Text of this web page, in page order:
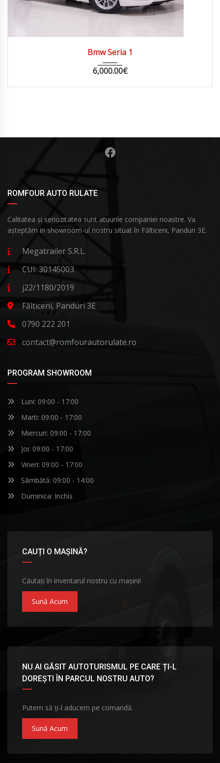
Bmw Seria 1
6,000.00€
ROMFOUR AUTO RULATE
Calitatea și seriozitatea sunt atuurile companiei noastre. Va
așteptăm in showroom-ul nostru situat în Fălticeni, Panduri 3E.
Megatrailer S.R.L.
CUI: 30145003
j22/1180/2019
Fălticeni, Panduri 3E
0790 222 201
contact@romfourautorulate.ro
PROGRAM SHOWROOM
Luni: 09:00 - 17:00
Marti: 09:00 - 17:00
Miercuri: 09:00 - 17:00
Joi: 09:00 - 17:00
Vineri: 09:00 - 17:00
Sâmbătă: 09:00 - 14:00
Duminica: Inchis
CAUȚI O MAȘINĂ?
Căutați în inventarul nostru cu mașini!
Sună Acum
NU AI GĂSIT AUTOTURISMUL PE CARE ȚI-L
DOREȘTI ÎN PARCUL NOSTRU AUTO?
Putem să ți-l aducem pe comandă.
Sună Acum